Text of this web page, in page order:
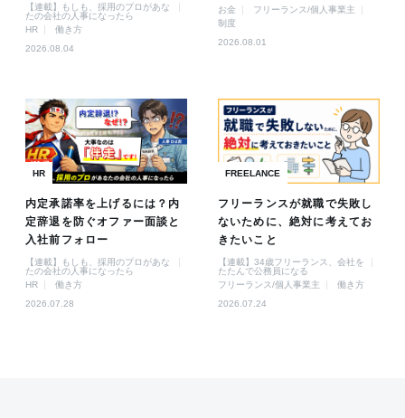
【連載】もしも、採用のプロがあな
たの会社の人事になったら
HR
働き方
2026.08.04
お金
フリーランス/個人事業主
制度
2026.08.01
HR
内定承諾率を上げるには？内
定辞退を防ぐオファー面談と
入社前フォロー
【連載】もしも、採用のプロがあな
たの会社の人事になったら
HR
働き方
2026.07.28
FREELANCE
フリーランスが就職で失敗し
ないために、絶対に考えてお
きたいこと
【連載】34歳フリーランス、会社を
たたんで公務員になる
フリーランス/個人事業主
働き方
2026.07.24